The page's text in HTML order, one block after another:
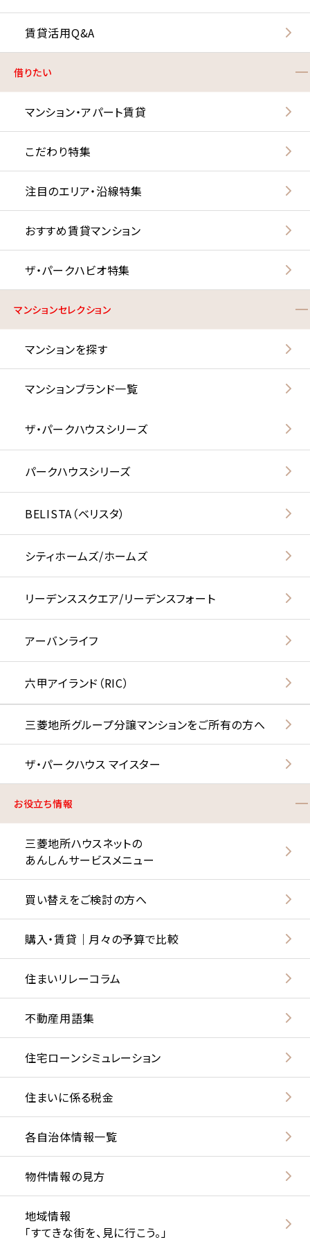
賃貸活用Q&A
借りたい
マンション・アパート賃貸
こだわり特集
注目のエリア・沿線特集
おすすめ賃貸マンション
ザ・パークハビオ特集
マンションセレクション
マンションを探す
マンションブランド一覧
ザ・パークハウスシリーズ
パークハウスシリーズ
BELISTA（ベリスタ）
シティホームズ/ホームズ
リーデンススクエア/リーデンスフォート
アーバンライフ
六甲アイランド（RIC）
三菱地所グループ分譲マンションをご所有の方へ
ザ・パークハウス マイスター
お役立ち情報
三菱地所ハウスネットの
あんしんサービスメニュー
買い替えをご検討の方へ
購入・賃貸｜月々の予算で比較
住まいリレーコラム
不動産用語集
住宅ローンシミュレーション
住まいに係る税金
各自治体情報一覧
物件情報の見方
地域情報
「すてきな街を、見に行こう。」